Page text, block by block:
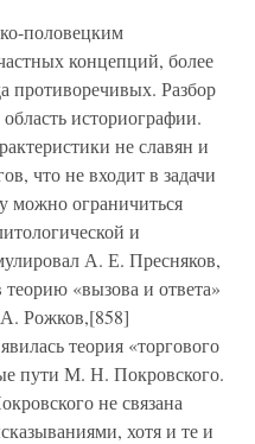
половецким
концепций, более
противоречивых. Разбор
историографии.
не славян и
что не входит в задачи
можно ограничиться
и
А. Е. Пресняков,
«вызова и ответа»
Рожков,[858]
теория «торгового
пути М. Н. Покровского.
не связана
хотя и те и